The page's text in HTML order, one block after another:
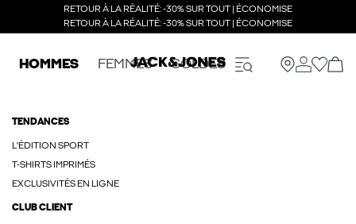
RETOUR À LA RÉALITÉ: -30% SUR TOUT | ÉCONOMISE
RETOUR À LA RÉALITÉ: -30% SUR TOUT | ÉCONOMISE
HOMMES FEMMES SOLDES
TENDANCES
L'ÉDITION SPORT
T-SHIRTS IMPRIMÉS
EXCLUSIVITÉS EN LIGNE
CLUB CLIENT